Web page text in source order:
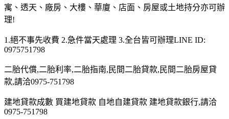
寓、透天、廠房、大樓、華廈、店面、房屋或土地持分亦可辦
理!
1.絕不事先收費 2.急件當天處理 3.全台皆可辦理LINE ID:
0975751798
二胎代償,二胎利率,二胎指南,民間二胎貸款,民間二胎房屋貸
款,請洽0975-751798
建地貸款成數 買建地貸款 自地自建貸款 建地貸款銀行,請洽
0975-751798